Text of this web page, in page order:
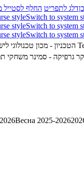
דלג לתפריט החלף לסטייל
styleSwitch to system
styleSwitch to system
styleSwitch to system
- מחקר גרפיקה - סמינר
Весна 2025-2026